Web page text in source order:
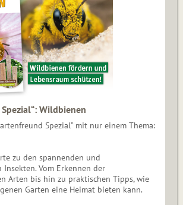
Wildbienen
Spezial“ mit nur einem Thema:
zu den spannenden und
Insekten. Vom Erkennen der
Arten bis hin zu praktischen Tipps, wie
Garten eine Heimat bieten kann.